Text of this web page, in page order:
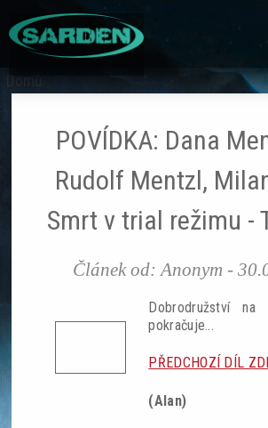
Horor
Literární vyhlídky
Domů
POVÍDKA: Dana
Rudolf Mentzl,
Smrt v trial režimu -
Článek od: Anonym -
Dobrodružství na
pokračuje...
PŘEDCHOZÍ DÍL
(Alan)